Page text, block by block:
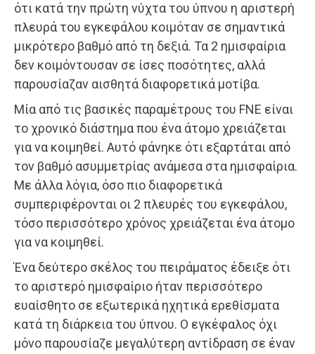
ότι κατά την πρώτη νύχτα του ύπνου η αριστερή
πλευρά του εγκεφάλου κοιμόταν σε σημαντικά
μικρότερο βαθμό από τη δεξιά. Τα 2 ημισφαίρια
δεν κοιμόντουσαν σε ίσες ποσότητες, αλλά
παρουσίαζαν αισθητά διαφορετικά μοτίβα.
Μία από τις βασικές παραμέτρους του FNE είναι
το χρονικό διάστημα που ένα άτομο χρειάζεται
για να κοιμηθεί. Αυτό φάνηκε ότι εξαρτάται από
τον βαθμό ασυμμετρίας ανάμεσα στα ημισφαίρια.
Με άλλα λόγια, όσο πιο διαφορετικά
συμπεριφέρονται οι 2 πλευρές του εγκεφάλου,
τόσο περισσότερο χρόνος χρειάζεται ένα άτομο
για να κοιμηθεί.
Ένα δεύτερο σκέλος του πειράματος έδειξε ότι
το αριστερό ημισφαίριο ήταν περισσότερο
ευαίσθητο σε εξωτερικά ηχητικά ερεθίσματα
κατά τη διάρκεια του ύπνου. Ο εγκέφαλος όχι
μόνο παρουσίαζε μεγαλύτερη αντίδραση σε έναν